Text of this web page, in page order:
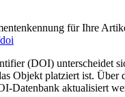
für Ihre
(DOI) unterscheidet
Objekt platziert ist.
Datenbank aktualisiert